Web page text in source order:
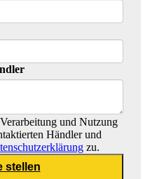
und Nutzung
Händler und
zu.